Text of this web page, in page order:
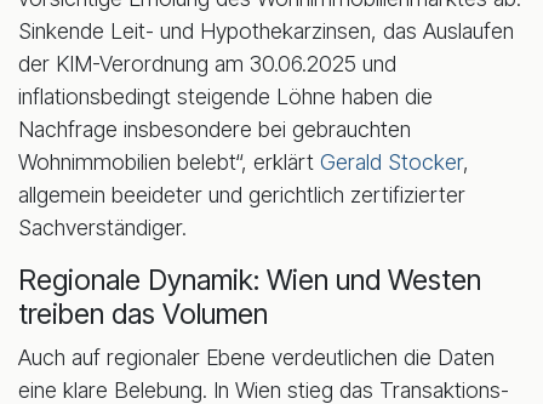
Sinkende Leit- und Hypothekarzinsen, das Auslaufen
der KIM-Verordnung am 30.06.2025 und
inflationsbedingt steigende Löhne haben die
Nachfrage insbesondere bei gebrauchten
Wohnimmobilien belebt“, erklärt Gerald Stocker,
allgemein beeideter und gerichtlich zertifizierter
Sachverständiger.
Regionale Dynamik: Wien und Westen
treiben das Volumen
Auch auf regionaler Ebene verdeutlichen die Daten
eine klare Belebung. In Wien stieg das Transaktions-